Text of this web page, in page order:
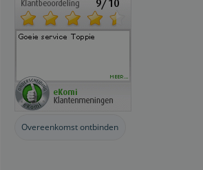
Overeenkomst ontbinden